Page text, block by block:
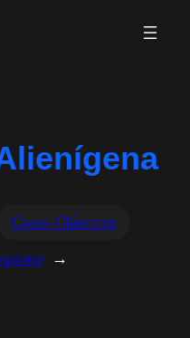
Casos Clássicos
→